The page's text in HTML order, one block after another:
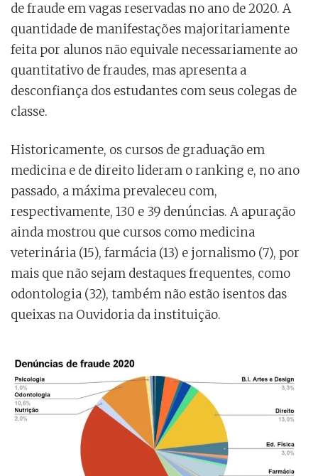
de fraude em vagas reservadas no ano de 2020. A
quantidade de manifestações majoritariamente
feita por alunos não equivale necessariamente ao
quantitativo de fraudes, mas apresenta a
desconfiança dos estudantes com seus colegas de
classe.
Historicamente, os cursos de graduação em
medicina e de direito lideram o ranking e, no ano
passado, a máxima prevaleceu com,
respectivamente, 130 e 39 denúncias. A apuração
ainda mostrou que cursos como medicina
veterinária (15), farmácia (13) e jornalismo (7), por
mais que não sejam destaques frequentes, como
odontologia (32), também não estão isentos das
queixas na Ouvidoria da instituição.